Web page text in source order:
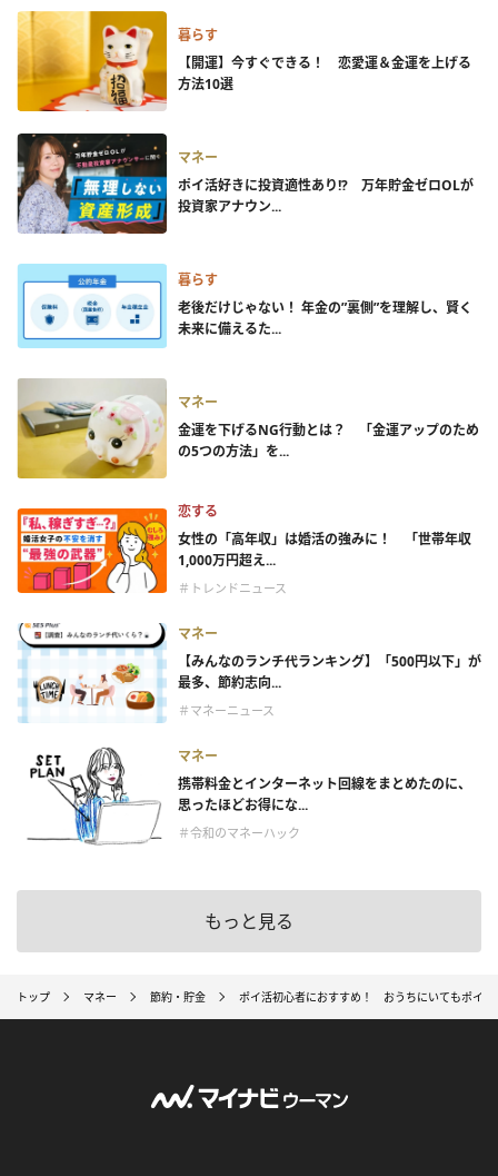
暮らす
【開運】今すぐできる！ 恋愛運＆金運を上げる
方法10選
マネー
ポイ活好きに投資適性あり!? 万年貯金ゼロOLが
投資家アナウン...
暮らす
老後だけじゃない！ 年金の”裏側”を理解し、賢く
未来に備えるた...
マネー
金運を下げるNG行動とは？ 「金運アップのため
の5つの方法」を...
恋する
女性の「高年収」は婚活の強みに！ 「世帯年収
1,000万円超え...
＃トレンドニュース
マネー
【みんなのランチ代ランキング】「500円以下」が
最多、節約志向...
＃マネーニュース
マネー
携帯料金とインターネット回線をまとめたのに、
思ったほどお得にな...
＃令和のマネーハック
もっと見る
トップ マネー 節約・貯金 ポイ活初心者におすすめ！ おうちにいてもポイン